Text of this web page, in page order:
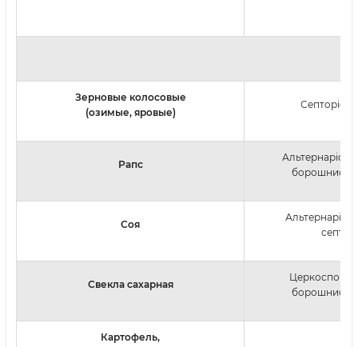
Зерновые колосовые
(озимые, яровые)
Септоріоз,
Рапс
Альтернаріоз,
борошниста
Соя
Альтернаріоз,
Свекла сахарная
борошниста
Картофель,